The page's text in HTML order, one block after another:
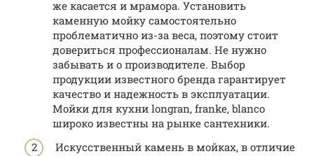
же касается и мрамора. Установить
каменную мойку самостоятельно
проблематично из-за веса, поэтому стоит
довериться профессионалам. Не нужно
забывать и о производителе. Выбор
продукции известного бренда гарантирует
качество и надежность в эксплуатации.
Мойки для кухни longran, franke, blanco
широко известны на рынке сантехники.
Искусственный камень в мойках, в отличие